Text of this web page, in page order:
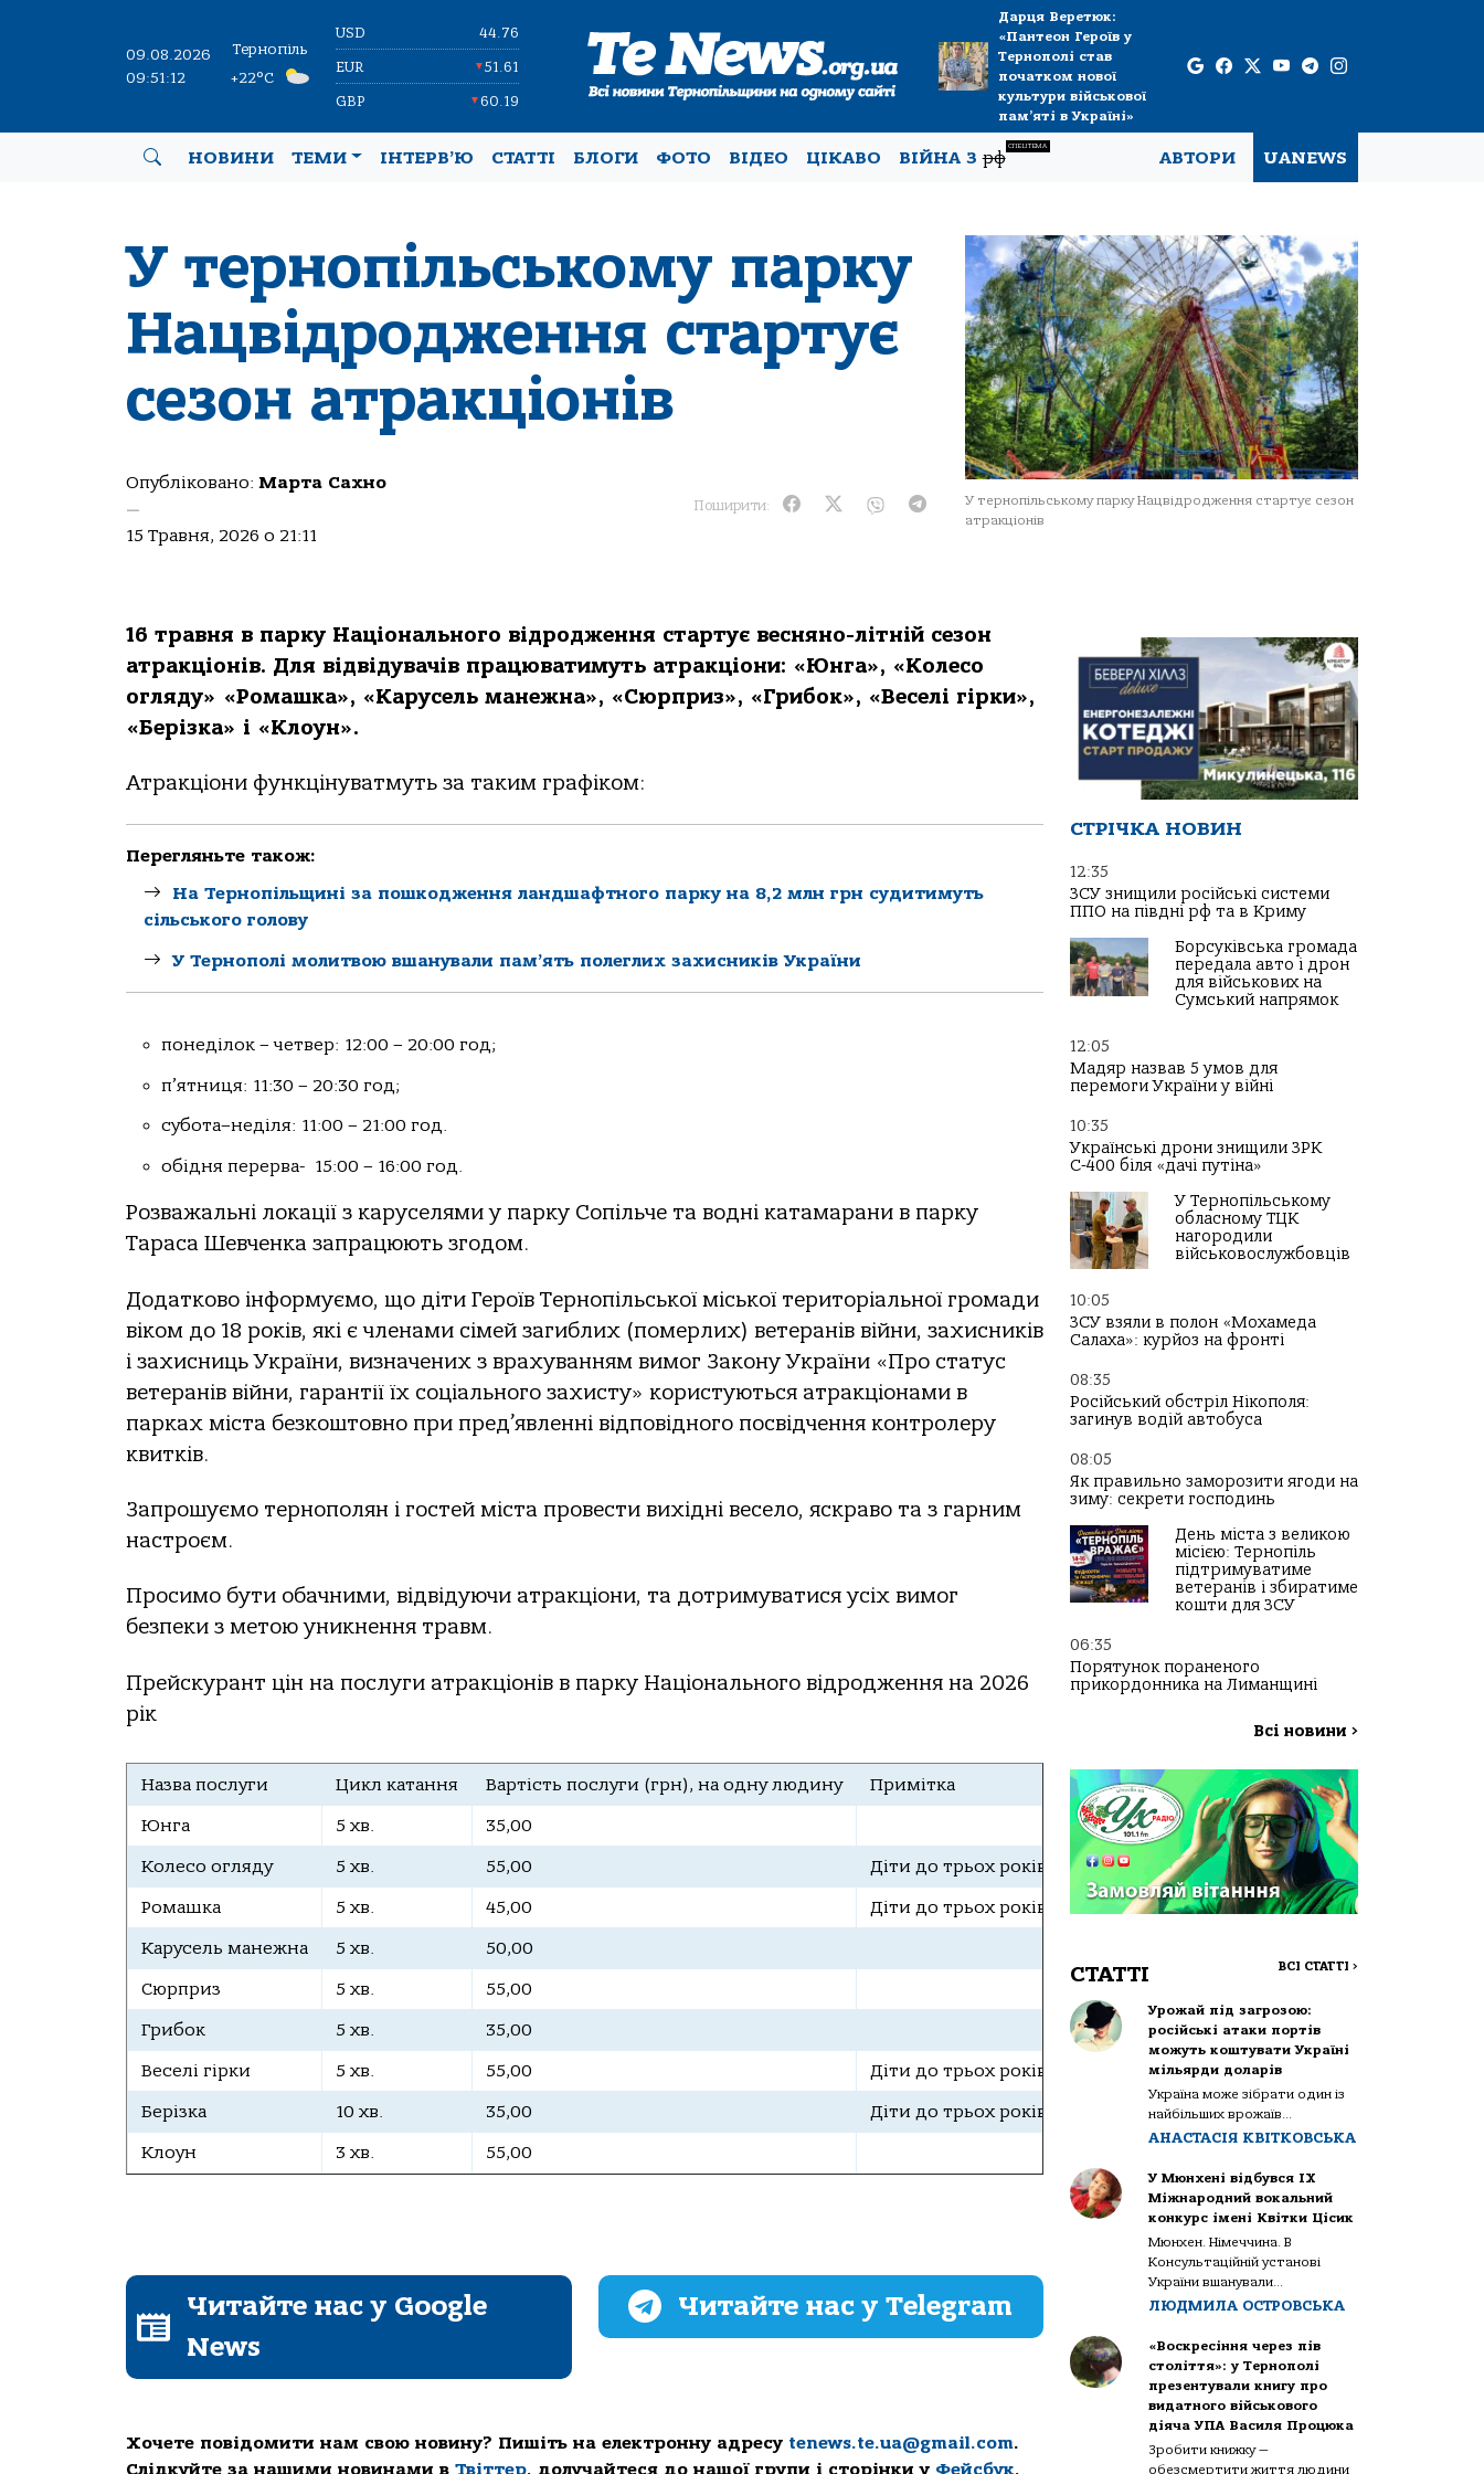
09.08.2026
09:51:13
Тернопіль
+22°C
USD 44.76
EUR ▼51.61
GBP ▼60.19
Дарця Веретюк:
«Пантеон Героїв у
Тернополі став
початком нової
культури військової
пам’яті в Україні»
НОВИНИ ТЕМИ ІНТЕРВ’Ю СТАТТІ БЛОГИ ФОТО ВІДЕО ЦІКАВО ВІЙНА Зрф
СПЕЦТЕМА
АВТОРИ UANEWS
У тернопільському парку
Нацвідродження стартує
сезон атракціонів
Опубліковано: Марта Сахно
—
15 Травня, 2026 о 21:11
Поширити:
У тернопільському парку Нацвідродження стартує сезон
атракціонів
16 травня в парку Національного відродження стартує весняно-літній сезон
атракціонів. Для відвідувачів працюватимуть атракціони: «Юнга», «Колесо
огляду» «Ромашка», «Карусель манежна», «Сюрприз», «Грибок», «Веселі гірки»,
«Берізка» і «Клоун».
Атракціони функцінуватмуть за таким графіком:
Перегляньте також:
На Тернопільщині за пошкодження ландшафтного парку на 8,2 млн грн судитимуть
сільського голову
У Тернополі молитвою вшанували пам’ять полеглих захисників України
понеділок – четвер: 12:00 – 20:00 год;
п’ятниця: 11:30 – 20:30 год;
субота–неділя: 11:00 – 21:00 год.
обідня перерва- 15:00 – 16:00 год.
Розважальні локації з каруселями у парку Сопільче та водні катамарани в парку
Тараса Шевченка запрацюють згодом.
Додатково інформуємо, що діти Героїв Тернопільської міської територіальної громади
віком до 18 років, які є членами сімей загиблих (померлих) ветеранів війни, захисників
і захисниць України, визначених з врахуванням вимог Закону України «Про статус
ветеранів війни, гарантії їх соціального захисту» користуються атракціонами в
парках міста безкоштовно при пред’явленні відповідного посвідчення контролеру
квитків.
Запрошуємо тернополян і гостей міста провести вихідні весело, яскраво та з гарним
настроєм.
Просимо бути обачними, відвідуючи атракціони, та дотримуватися усіх вимог
безпеки з метою уникнення травм.
Прейскурант цін на послуги атракціонів в парку Національного відродження на 2026
рік
Назва послуги Цикл катання Вартість послуги (грн), на одну людину Примітка
Юнга 5 хв. 35,00
Колесо огляду 5 хв. 55,00 Діти до трьох років обслуговуються безкоштовно
Ромашка 5 хв. 45,00 Діти до трьох років обслуговуються безкоштовно
Карусель манежна 5 хв. 50,00
Сюрприз 5 хв. 55,00
Грибок 5 хв. 35,00
Веселі гірки 5 хв. 55,00 Діти до трьох років обслуговуються безкоштовно
Берізка 10 хв. 35,00 Діти до трьох років обслуговуються безкоштовно
Клоун 3 хв. 55,00
Читайте нас у Google
News
Читайте нас у Telegram
Хочете повідомити нам свою новину? Пишіть на електронну адресу tenews.te.ua@gmail.com.
Слідкуйте за нашими новинами в Твіттер, долучайтеся до нашої групи і сторінки у Фейсбук,
СТРІЧКА НОВИН
12:35
ЗСУ знищили російські системи
ППО на півдні рф та в Криму
Борсуківська громада
передала авто і дрон
для військових на
Сумський напрямок
12:05
Мадяр назвав 5 умов для
перемоги України у війні
10:35
Українські дрони знищили ЗРК
С-400 біля «дачі путіна»
У Тернопільському
обласному ТЦК
нагородили
військовослужбовців
10:05
ЗСУ взяли в полон «Мохамеда
Салаха»: курйоз на фронті
08:35
Російський обстріл Нікополя:
загинув водій автобуса
08:05
Як правильно заморозити ягоди на
зиму: секрети господинь
День міста з великою
місією: Тернопіль
підтримуватиме
ветеранів і збиратиме
кошти для ЗСУ
06:35
Порятунок пораненого
прикордонника на Лиманщині
Всі новини >
СТАТТІ ВСІ СТАТТІ >
Урожай під загрозою:
російські атаки портів
можуть коштувати Україні
мільярди доларів
Україна може зібрати один із
найбільших врожаїв...
АНАСТАСІЯ КВІТКОВСЬКА
У Мюнхені відбувся IX
Міжнародний вокальний
конкурс імені Квітки Цісик
Мюнхен. Німеччина. В
Консультаційній установі
України вшанували...
ЛЮДМИЛА ОСТРОВСЬКА
«Воскресіння через пів
століття»: у Тернополі
презентували книгу про
видатного військового
діяча УПА Василя Процюка
Зробити книжку —
обезсмертити життя людини